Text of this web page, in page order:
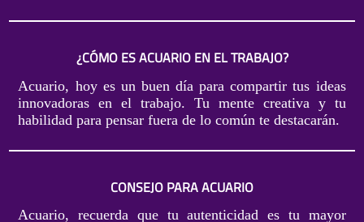
¿CÓMO ES ACUARIO EN EL TRABAJO?
Acuario, hoy es un buen día para compartir tus ideas
innovadoras en el trabajo. Tu mente creativa y tu
habilidad para pensar fuera de lo común te destacarán.
CONSEJO PARA ACUARIO
Acuario, recuerda que tu autenticidad es tu mayor